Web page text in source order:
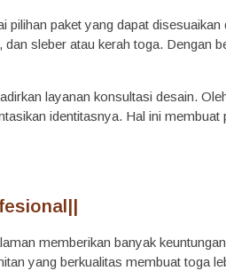
pilihan paket yang dapat
sleber atau kerah toga. Dengan
layanan konsultasi desain.
identitasnya. Hal ini
||
memberikan banyak
yang berkualitas membuat toga